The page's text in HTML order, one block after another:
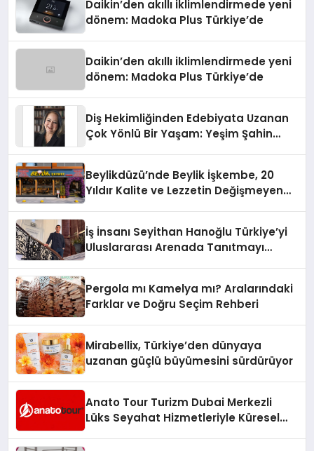
Daikin’den akıllı iklimlendirmede yeni
dönem: Madoka Plus Türkiye’de
Daikin’den akıllı iklimlendirmede yeni
dönem: Madoka Plus Türkiye’de
Diş Hekimliğinden Edebiyata Uzanan
Çok Yönlü Bir Yaşam: Yeşim Şahin
Beylikdüzü’nde Beylik İşkembe, 20
Yıldır Kalite ve Lezzetin Değişmeyen
İş İnsanı Seyithan Hanoğlu Türkiye’yi
Uluslararası Arenada Tanıtmayı
Pergola mı Kamelya mı? Aralarındaki
Farklar ve Doğru Seçim Rehberi
Mirabellix, Türkiye’den dünyaya
uzanan güçlü büyümesini sürdürüyor
Anato Tour Turizm Dubai Merkezli
Lüks Seyahat Hizmetleriyle Küresel